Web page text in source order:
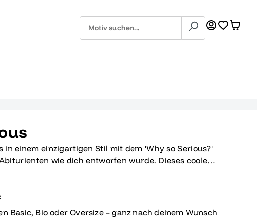
in einem einzigartigen Stil mit dem 'Why so Serious?'
wie dich entworfen wurde. Dieses coole
auffälligen roten und weißen Joker-Gesicht
Der markante Schriftzug 'Why so serious?'
und dem Jahr 'ABSCHLUSS 2017' macht dieses
modischen Statement, sondern auch zu einer
Basic, Bio oder Oversize – ganz nach deinem Wunsch